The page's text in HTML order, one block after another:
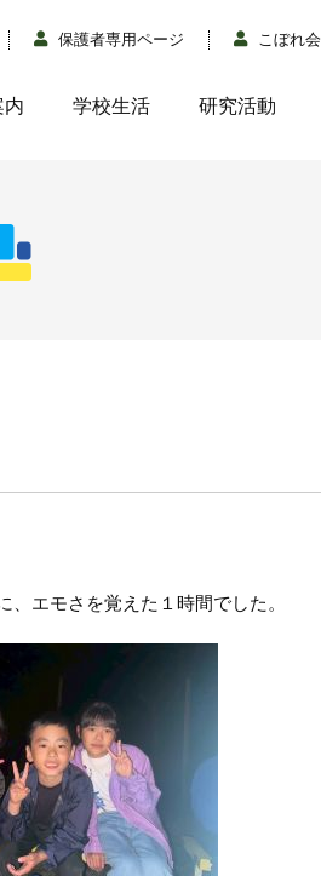
保護者専用ページ こぼれ会
内 学校生活 研究活動
エモさを覚えた１時間でした。